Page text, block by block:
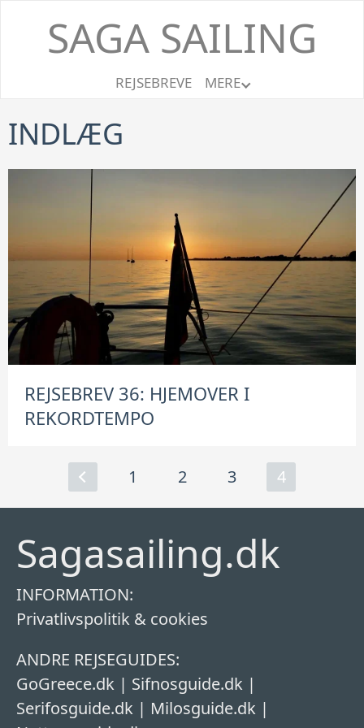
SAGA SAILING
REJSEBREVE MERE
INDLÆG
REJSEBREV 36: HJEMOVER I
REKORDTEMPO
INDLÆGSINDDELING
1 2 3 4
Sagasailing.dk
INFORMATION:
Privatlivspolitik & cookies
ANDRE REJSEGUIDES:
GoGreece.dk | Sifnosguide.dk |
Serifosguide.dk | Milosguide.dk |